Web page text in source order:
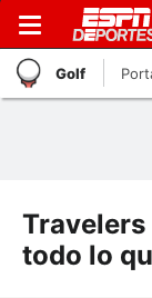
Golf
todo lo